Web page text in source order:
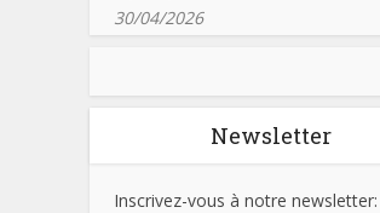
30/04/2026
Newsletter
Inscrivez-vous à notre newsletter: